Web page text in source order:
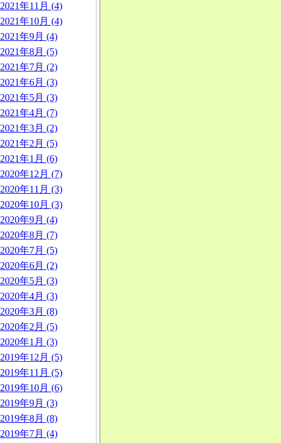
2021年11月 (4)
2021年10月 (4)
2021年9月 (4)
2021年8月 (5)
2021年7月 (2)
2021年6月 (3)
2021年5月 (3)
2021年4月 (7)
2021年3月 (2)
2021年2月 (5)
2021年1月 (6)
2020年12月 (7)
2020年11月 (3)
2020年10月 (3)
2020年9月 (4)
2020年8月 (7)
2020年7月 (5)
2020年6月 (2)
2020年5月 (3)
2020年4月 (3)
2020年3月 (8)
2020年2月 (5)
2020年1月 (3)
2019年12月 (5)
2019年11月 (5)
2019年10月 (6)
2019年9月 (3)
2019年8月 (8)
2019年7月 (4)